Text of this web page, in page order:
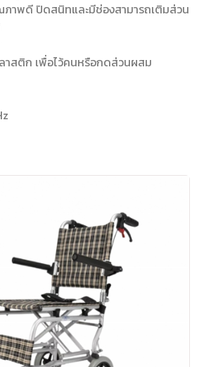
าพดี ปิดสนิทและมีช่องสามารถเติมส่วน
สติก เพื่อไว้คนหรือกดส่วนผสม